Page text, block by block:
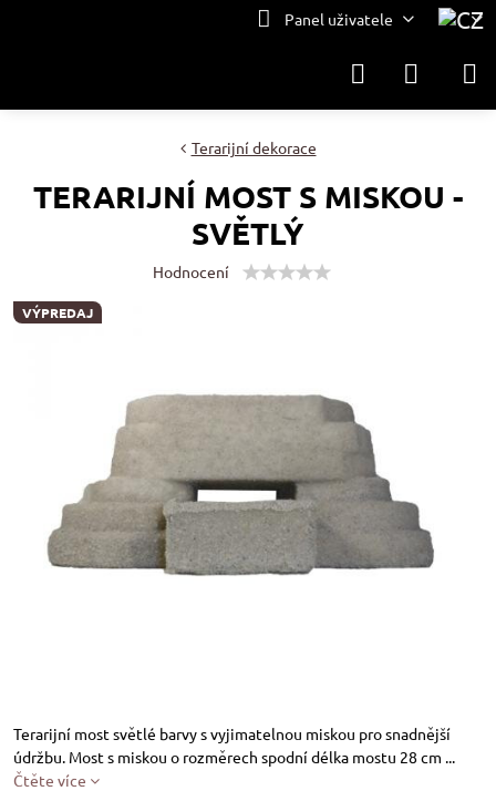
Panel uživatele
VÝPREDAJ
Terarijní dekorace
TERARIJNÍ MOST S MISKOU -
SVĚTLÝ
Hodnocení
Terarijní most světlé barvy s vyjimatelnou miskou pro snadnější
údržbu. Most s miskou o rozměrech spodní délka mostu 28 cm ...
Čtěte více